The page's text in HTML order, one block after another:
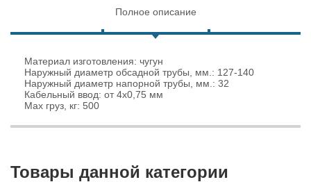
Полное описание
Материал изготовления: чугун
Наружный диаметр обсадной трубы, мм.: 127-140
Наружный диаметр напорной трубы, мм.: 32
Кабельный ввод: от 4х0,75 мм
Max груз, кг: 500
Товары данной категории